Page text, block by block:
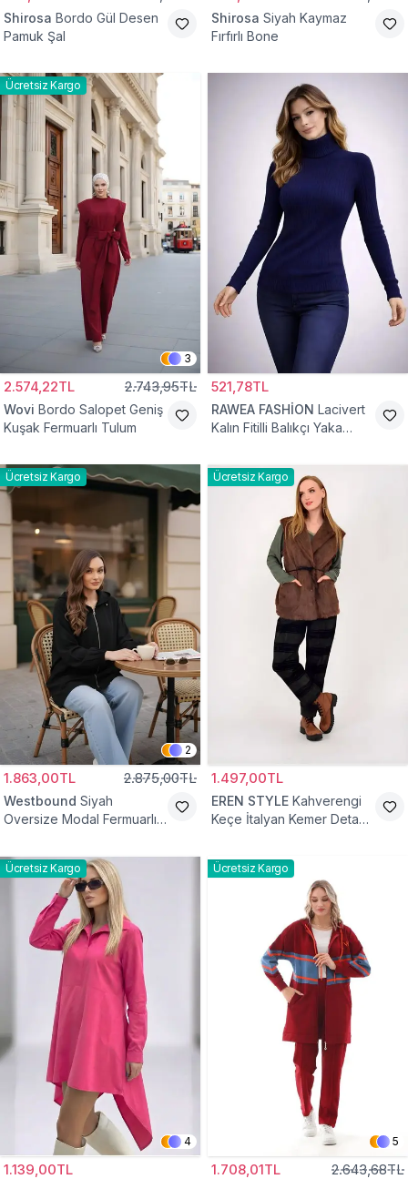
Shirosa Bordo Gül Desen
Pamuk Şal
Shirosa Siyah Kaymaz
Fırfırlı Bone
Ücretsiz Kargo
3
2.574,22TL 2.743,95TL
Wovi Bordo Salopet Geniş
Kuşak Fermuarlı Tulum
521,78TL
RAWEA FASHİON Lacivert
Kalın Fitilli Balıkçı Yaka
Ücretsiz Kargo
2
1.863,00TL 2.875,00TL
Westbound Siyah
Oversize Modal Fermuarlı
Ücretsiz Kargo
1.497,00TL
EREN STYLE Kahverengi
Keçe İtalyan Kemer Detaylı
Ücretsiz Kargo
4
1.139,00TL
Ücretsiz Kargo
5
1.708,01TL 2.643,68TL